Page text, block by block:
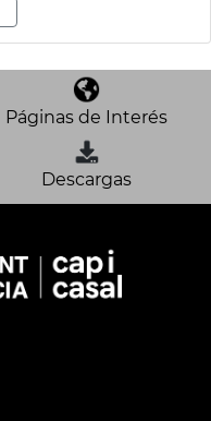
Páginas de Interés
Descargas